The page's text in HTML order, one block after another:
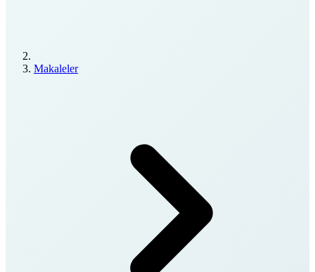
Makaleler